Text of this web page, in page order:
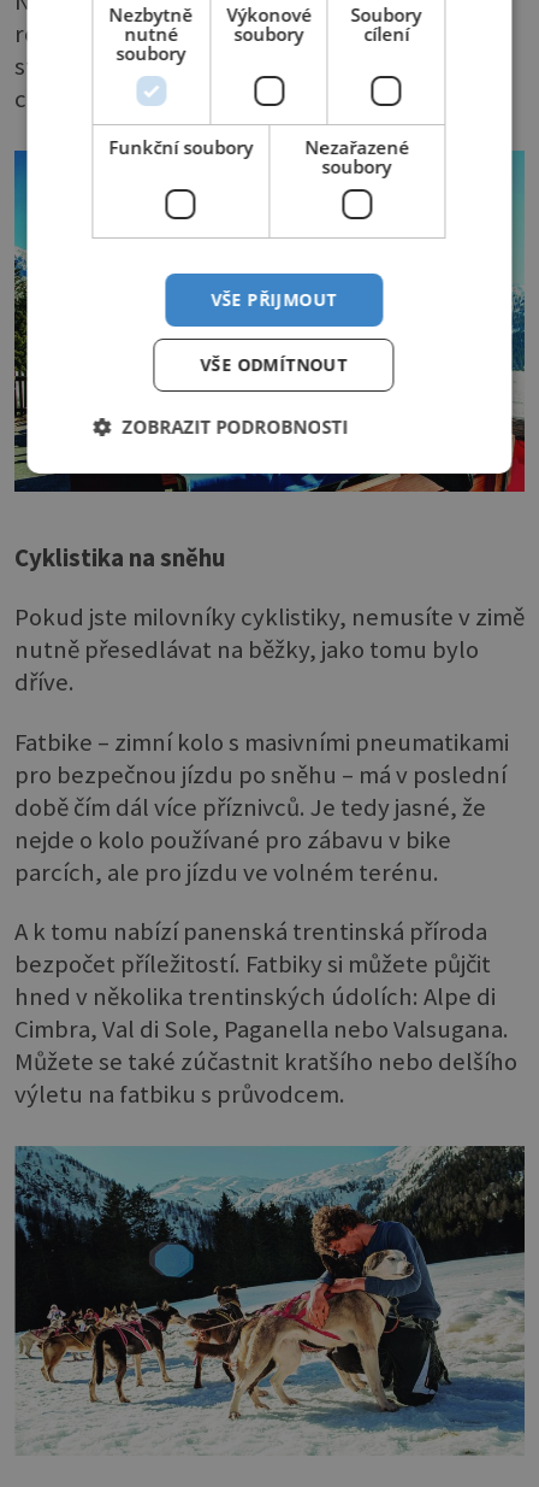
reálném čase zjistit aktuální stav sněhových
stop i informace o počasí v jednotlivých
centrech.
Cyklistika na sněhu
Pokud jste milovníky cyklistiky, nemusíte v zimě
nutně přesedlávat na běžky, jako tomu bylo
dříve.
Fatbike – zimní kolo s masivními pneumatikami
pro bezpečnou jízdu po sněhu – má v poslední
době čím dál více příznivců. Je tedy jasné, že
nejde o kolo používané pro zábavu v bike
parcích, ale pro jízdu ve volném terénu.
A k tomu nabízí panenská trentinská příroda
bezpočet příležitostí. Fatbiky si můžete půjčit
hned v několika trentinských údolích: Alpe di
Cimbra, Val di Sole, Paganella nebo Valsugana.
Můžete se také zúčastnit kratšího nebo delšího
výletu na fatbiku s průvodcem.
Nezbytně
nutné
soubory
Výkonové
soubory
Soubory
cílení
Funkční soubory
Nezařazené
soubory
VŠE PŘIJMOUT
VŠE ODMÍTNOUT
ZOBRAZIT PODROBNOSTI